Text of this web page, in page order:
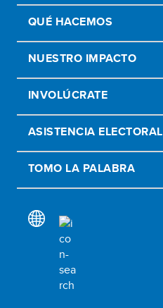
QUÉ HACEMOS
NUESTRO IMPACTO
INVOLÚCRATE
ASISTENCIA ELECTORAL
TOMO LA PALABRA